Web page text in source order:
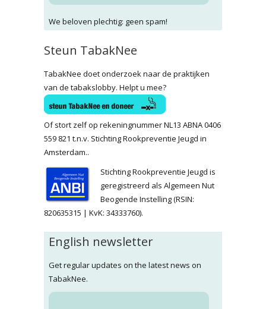
We beloven plechtig: geen spam!
Steun TabakNee
TabakNee doet onderzoek naar de praktijken
van de tabakslobby. Helpt u mee?
Of stort zelf op rekeningnummer NL13 ABNA 0406
559 821 t.n.v. Stichting Rookpreventie Jeugd in
Amsterdam..
Stichting Rookpreventie Jeugd is
geregistreerd als Algemeen Nut
Beogende Instelling (RSIN:
820635315 | KvK: 34333760).
English newsletter
Get regular updates on the latest news on
TabakNee.